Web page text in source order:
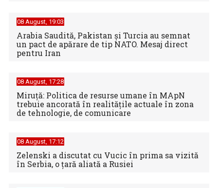
08 August, 19:03
Arabia Saudită, Pakistan și Turcia au semnat
un pact de apărare de tip NATO. Mesaj direct
pentru Iran
08 August, 17:28
Miruță: Politica de resurse umane în MApN
trebuie ancorată în realitățile actuale în zona
de tehnologie, de comunicare
08 August, 17:12
Zelenski a discutat cu Vucic în prima sa vizită
în Serbia, o ţară aliată a Rusiei